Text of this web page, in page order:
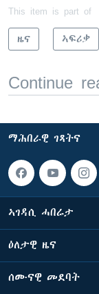
This item is part of
ዜና ኣፍሪቃ
Continue
ማሕበራዊ ገጻትና
ኣገዳሲ ሓበሬታ
ዕለታዊ ዜና
ሰሙናዊ መደባት